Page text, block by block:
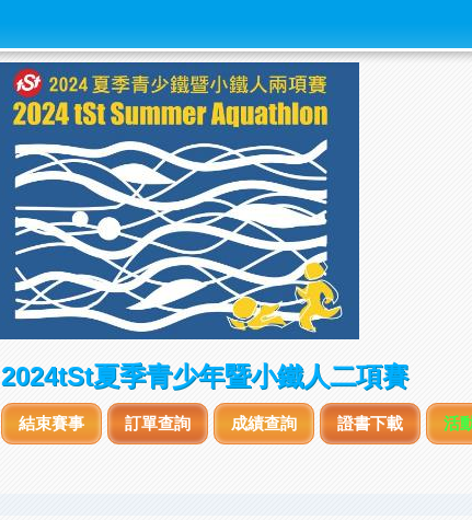
2024tSt夏季青少年暨小鐵人二項賽
結束賽事 訂單查詢 成績查詢 證書下載 活